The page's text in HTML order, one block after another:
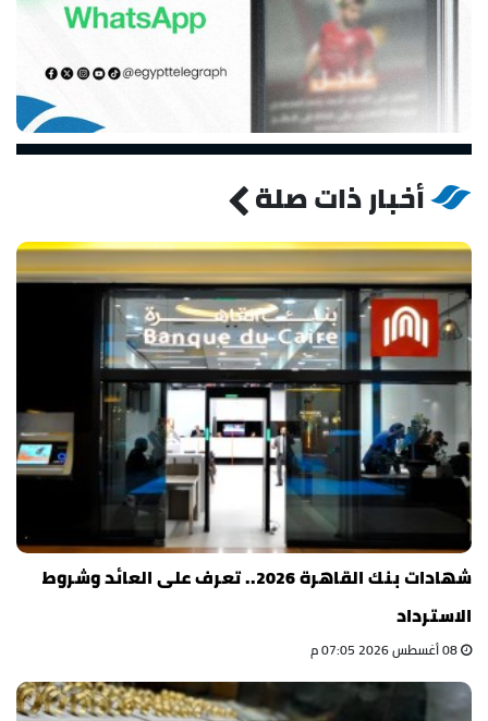
أخبار ذات صلة
شهادات بنك القاهرة 2026.. تعرف على العائد وشروط
الاسترداد